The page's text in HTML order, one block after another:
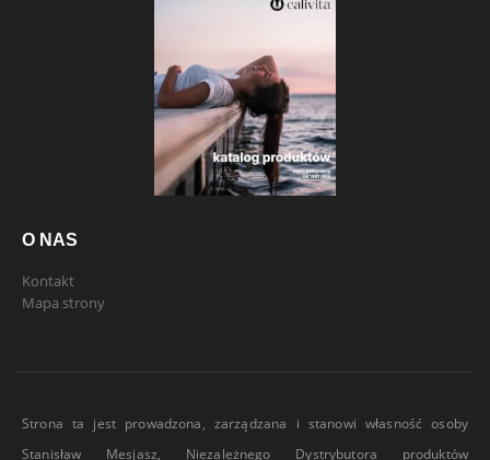
O NAS
Kontakt
Mapa strony
Strona ta jest prowadzona, zarządzana i stanowi własność osoby
Stanisław Mesjasz, Niezależnego Dystrybutora produktów